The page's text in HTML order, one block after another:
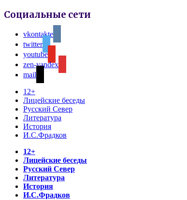
Социальные сети
vkontakte
twitter
youtube
zen-yandex
mail
12+
Лицейские беседы
Русский Север
Литература
История
И.С.Фрадков
12+
Лицейские беседы
Русский Север
Литература
История
И.С.Фрадков